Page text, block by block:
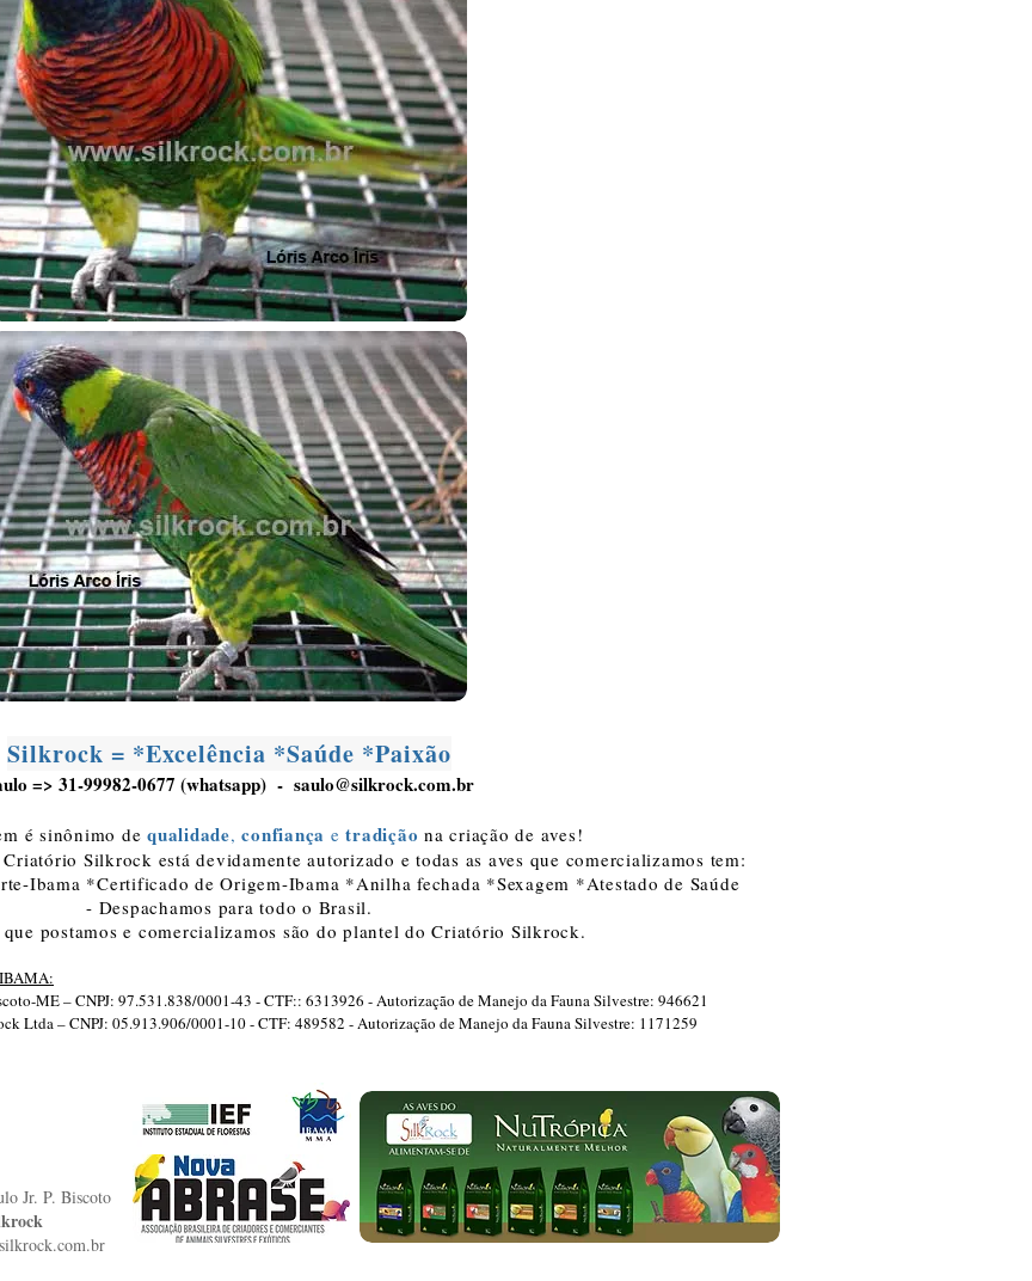
Silkrock = *Excelência *Saúde *Paixão
=> 31-99982-0677 (whatsapp) - saulo@silkrock.com.br
é sinônimo dequalidade,confiança etradição na criação de aves!
Silkrock está devidamente autorizado e todas as aves que comercializamos tem:
Ibama *Certificado de Origem-Ibama *Anilha fechada *Sexagem *Atestado de Saúde
- Despachamos para todo o Brasil.
que postamos e comercializamos são do plantel do Criatório Silkrock.
ME – CNPJ: 97.531.838/0001-43 - CTF:: 6313926 - Autorização de Manejo da Fauna Silvestre: 946621
Ltda – CNPJ: 05.913.906/0001-10 - CTF: 489582 - Autorização de Manejo da Fauna Silvestre: 1171259
Jr. P. Biscoto